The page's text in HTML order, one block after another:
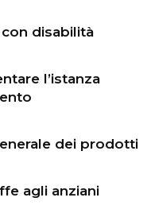
disabilità
l’istanza
dei prodotti
agli anziani